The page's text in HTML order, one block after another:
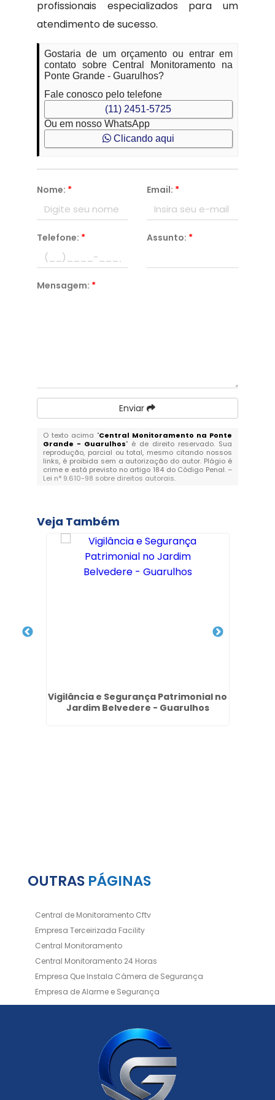
profissionais especializados para um
atendimento de sucesso.
Gostaria de um orçamento ou entrar em
contato sobre Central Monitoramento na
Ponte Grande - Guarulhos?
Fale conosco pelo telefone
(11) 2451-5725
Ou em nosso WhatsApp
Clicando aqui
Nome: * Email: *
Telefone: * Assunto: *
Mensagem: *
Enviar
O texto acima "Central Monitoramento na Ponte
Grande - Guarulhos" é de direito reservado. Sua
reprodução, parcial ou total, mesmo citando nossos
links, é proibida sem a autorização do autor. Plágio é
crime e está previsto no artigo 184 do Código Penal. –
Lei n° 9.610-98 sobre direitos autorais.
Veja Também
Vigilância e Segurança Patrimonial no
Jardim Belvedere - Guarulhos
OUTRAS PÁGINAS
Central de Monitoramento Cftv
Empresa Terceirizada Facility
Central Monitoramento
Central Monitoramento 24 Horas
Empresa Que Instala Câmera de Segurança
Empresa de Alarme e Segurança
Empresa de Alarmes
Empresa de Facilities
Empresa de Instalação de Câmeras de Segurança
Empresa de Limpeza e Portaria
Empresas de Limpeza de Condomínios
Empresas de Monitoramento Cftv